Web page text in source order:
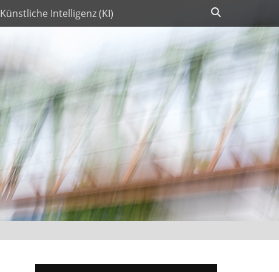
Künstliche Intelligenz (KI)